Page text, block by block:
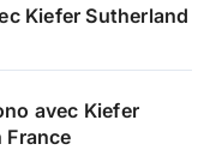
Kiefer Sutherland
avec Kiefer
France